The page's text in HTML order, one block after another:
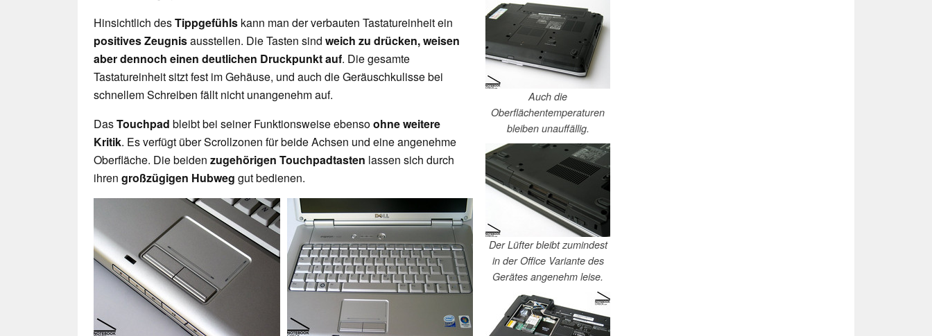
Hinsichtlich desTippgefühls kann man der verbauten Tastatureinheit ein
positives Zeugnisausstellen. Die Tasten sind weich zu drücken, weisen
aber dennoch einen deutlichen Druckpunkt auf. Die gesamte
Tastatureinheit sitzt fest im Gehäuse, und auch die Geräuschkulisse bei
schnellem Schreiben fällt nicht unangenehm auf.
DasTouchpad bleibt bei seiner Funktionsweise ebensoohne weitere
Kritik. Es verfügt über Scrollzonen für beide Achsen und eine angenehme
Oberfläche. Die beiden zugehörigen Touchpadtasten lassen sich durch
ihren großzügigen Hubweg gut bedienen.
Auch die
Oberflächentemperaturen
bleiben unauffällig.
Der Lüfter bleibt zumindest
in der Office Variante des
Gerätes angenehm leise.